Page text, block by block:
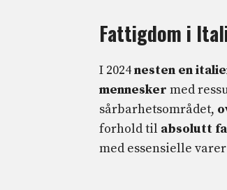
Fattigdom i
I 2024nesten en
mennesker med
sårbarhetsområdet,
forhold til absolutt
med essensielle